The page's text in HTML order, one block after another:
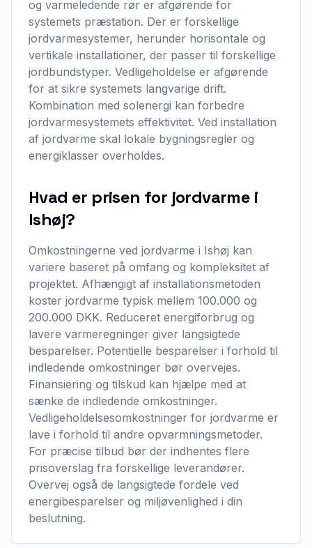
og varmeledende rør er afgørende for
systemets præstation. Der er forskellige
jordvarmesystemer, herunder horisontale og
vertikale installationer, der passer til forskellige
jordbundstyper. Vedligeholdelse er afgørende
for at sikre systemets langvarige drift.
Kombination med solenergi kan forbedre
jordvarmesystemets effektivitet. Ved installation
af jordvarme skal lokale bygningsregler og
energiklasser overholdes.
Hvad er prisen for jordvarme i
Ishøj?
Omkostningerne ved jordvarme i Ishøj kan
variere baseret på omfang og kompleksitet af
projektet. Afhængigt af installationsmetoden
koster jordvarme typisk mellem 100.000 og
200.000 DKK. Reduceret energiforbrug og
lavere varmeregninger giver langsigtede
besparelser. Potentielle besparelser i forhold til
indledende omkostninger bør overvejes.
Finansiering og tilskud kan hjælpe med at
sænke de indledende omkostninger.
Vedligeholdelsesomkostninger for jordvarme er
lave i forhold til andre opvarmningsmetoder.
For præcise tilbud bør der indhentes flere
prisoverslag fra forskellige leverandører.
Overvej også de langsigtede fordele ved
energibesparelser og miljøvenlighed i din
beslutning.